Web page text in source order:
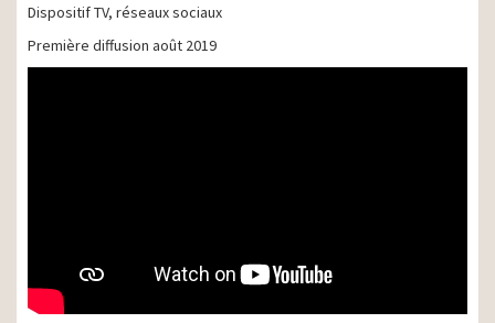
Dispositif TV, réseaux sociaux
Première diffusion août 2019